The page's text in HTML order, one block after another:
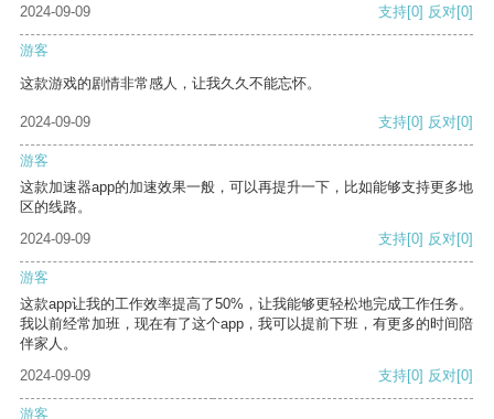
2024-09-09 支持[0] 反对[0]
游客
这款游戏的剧情非常感人，让我久久不能忘怀。
2024-09-09 支持[0] 反对[0]
游客
这款加速器app的加速效果一般，可以再提升一下，比如能够支持更多地
区的线路。
2024-09-09
支持[0] 反对[0]
游客
这款app让我的工作效率提高了50%，让我能够更轻松地完成工作任务。
我以前经常加班，现在有了这个app，我可以提前下班，有更多的时间陪
伴家人。
2024-09-09
支持[0] 反对[0]
游客